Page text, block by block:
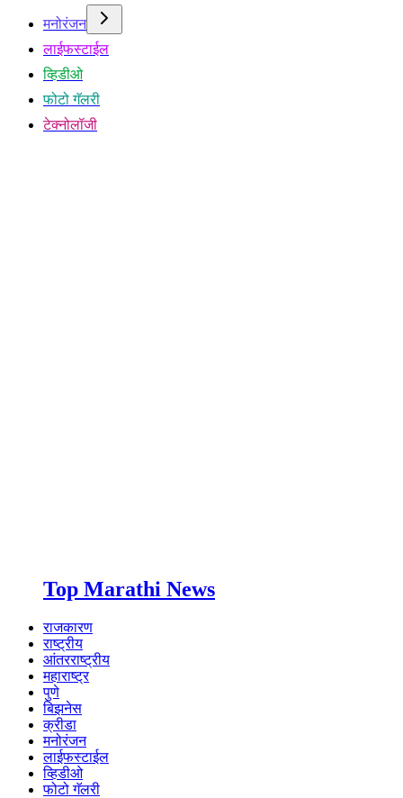
मनोरंजन
लाईफस्टाईल
व्हिडीओ
फोटो गॅलरी
टेक्नोलॉजी
Top Marathi News
राजकारण
राष्ट्रीय
आंतरराष्ट्रीय
महाराष्ट्र
पुणे
बिझनेस
क्रीडा
मनोरंजन
लाईफस्टाईल
व्हिडीओ
फोटो गॅलरी